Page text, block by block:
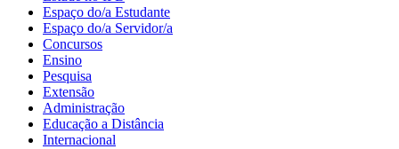
Espaço do/a Estudante
Espaço do/a Servidor/a
Concursos
Ensino
Pesquisa
Extensão
Administração
Educação a Distância
Internacional